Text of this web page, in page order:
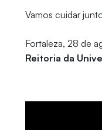
Vamos cuidar
Fortaleza, 28 de
Reitoria da